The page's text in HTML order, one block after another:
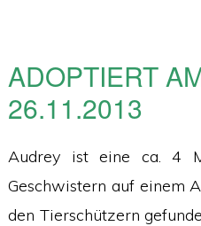
ADOPTIERT
26.11.2013
Audrey ist eine ca. 4
Geschwistern auf einem
den Tierschützern